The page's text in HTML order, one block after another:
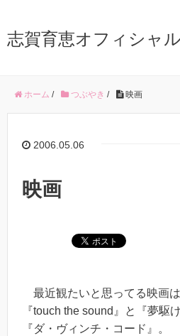
志賀育恵オフィシャ
ホーム / つぶやき / 映画
2006.05.06
映画
最近観たいと思ってる映画は
『touch the sound』と『夢駆
『ダ・ヴィンチ・コード』。